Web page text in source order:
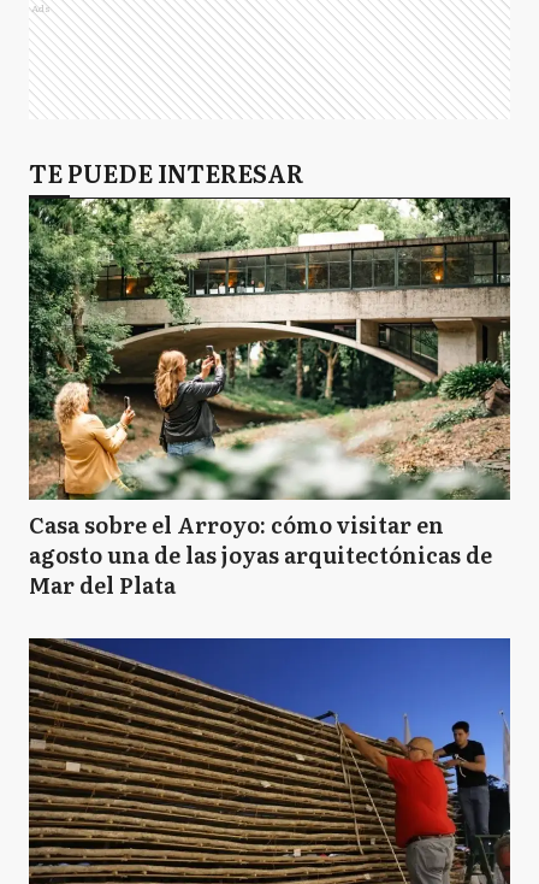
Ads
TE PUEDE INTERESAR
Casa sobre el Arroyo: cómo visitar en
agosto una de las joyas arquitectónicas de
Mar del Plata